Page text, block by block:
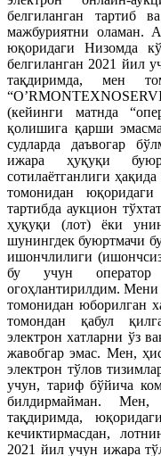
белгиланган тартиб
мажбуриятни оламан.
юқоридаги Низомда
белгиланган 2021 йил
тақдиримда, мен
(кейинги матнда
қолишига қарши
судларда даъвогар
ижара ҳуқуқи
сотилаётганлиги
томонидан юқоридаги
тартибда аукцион
ҳуқуқи (лот) ёки
шунингдек буюртмачи
ишончлилиги
бу учун оператор
огоҳлантирилдим. Мени
томонидан юборилган
томондан қабул
электрон хатларни ўз
жавобгар эмас. Мен,
электрон тўлов
учун, тариф бўйича
билдирмайман.
тақдиримда,
кечиктирмасдан,
2021 йил учун ижара